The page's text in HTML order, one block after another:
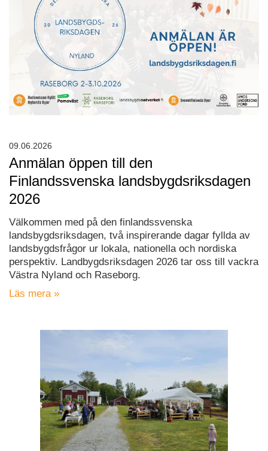
Anmälan öppen till den
Finlandssvenska landsbygdsriksdagen
2026
Välkommen med på den finlandssvenska
landsbygdsriksdagen, två inspirerande dagar fyllda av
landsbygdsfrågor ur lokala, nationella och nordiska
perspektiv. Landbygdsriksdagen 2026 tar oss till vackra
Västra Nyland och Raseborg.
Läs mera »
09.06.2026